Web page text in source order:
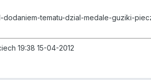
tematu-dzial-medale-guziki-
19:38 15-04-2012